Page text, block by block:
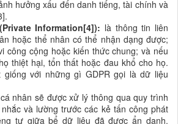
hưởng xấu đến danh tiếng, tài chính và
Information[4]): là thông tin liên
hoặc thể nhân có thể nhận dạng được;
công cộng hoặc kiến thức chung; và nếu
thiệt hại, tổn thất hoặc đau khổ cho họ.
với những gì GDPR gọi là dữ liệu
nhân sẽ được xử lý thông qua quy trình
và lường trước các kẻ tấn công phát
tư giữa bể dữ liệu đã được ẩn danh.